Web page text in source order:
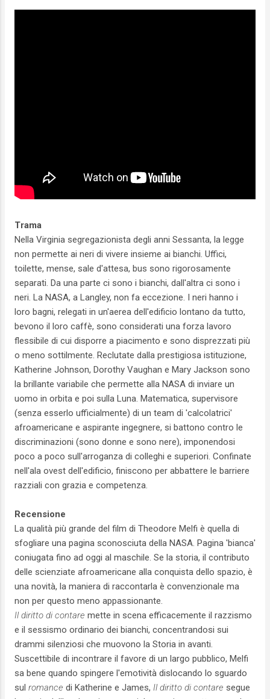
Trama
Nella Virginia segregazionista degli anni Sessanta, la legge
non permette ai neri di vivere insieme ai bianchi. Uffici,
toilette, mense, sale d'attesa, bus sono rigorosamente
separati. Da una parte ci sono i bianchi, dall'altra ci sono i
neri. La NASA, a Langley, non fa eccezione. I neri hanno i
loro bagni, relegati in un'aerea dell'edificio lontano da tutto,
bevono il loro caffè, sono considerati una forza lavoro
flessibile di cui disporre a piacimento e sono disprezzati più
o meno sottilmente. Reclutate dalla prestigiosa istituzione,
Katherine Johnson, Dorothy Vaughan e Mary Jackson sono
la brillante variabile che permette alla NASA di inviare un
uomo in orbita e poi sulla Luna. Matematica, supervisore
(senza esserlo ufficialmente) di un team di 'calcolatrici'
afroamericane e aspirante ingegnere, si battono contro le
discriminazioni (sono donne e sono nere), imponendosi
poco a poco sull'arroganza di colleghi e superiori. Confinate
nell'ala ovest dell'edificio, finiscono per abbattere le barriere
razziali con grazia e competenza.
Recensione
La qualità più grande del film di Theodore Melfi è quella di
sfogliare una pagina sconosciuta della NASA. Pagina 'bianca'
coniugata fino ad oggi al maschile. Se la storia, il contributo
delle scienziate afroamericane alla conquista dello spazio, è
una novità, la maniera di raccontarla è convenzionale ma
non per questo meno appassionante.
Il diritto di contare mette in scena efficacemente il razzismo
e il sessismo ordinario dei bianchi, concentrandosi sui
drammi silenziosi che muovono la Storia in avanti.
Suscettibile di incontrare il favore di un largo pubblico, Melfi
sa bene quando spingere l'emotività dislocando lo sguardo
sul romance di Katherine e James, Il diritto di contare segue